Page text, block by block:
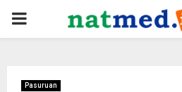
PRIMARY
Pasuruan